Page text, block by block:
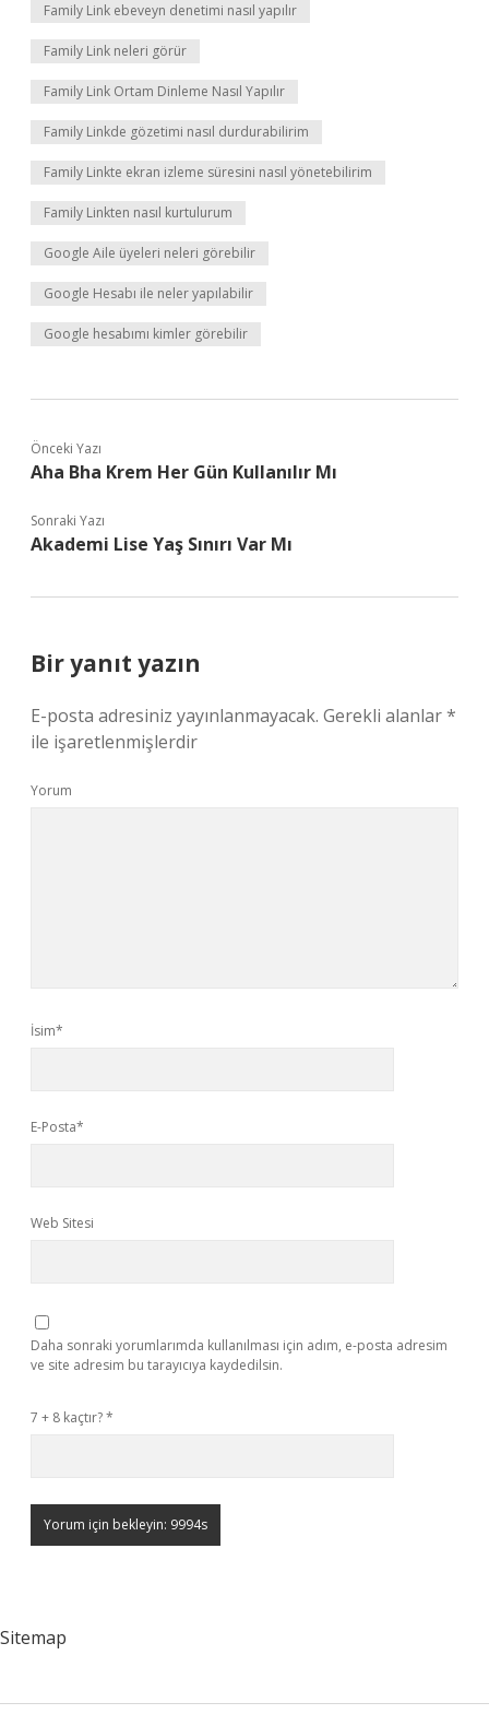
Family Link ebeveyn denetimi nasıl yapılır
Family Link neleri görür
Family Link Ortam Dinleme Nasıl Yapılır
Family Linkde gözetimi nasıl durdurabilirim
Family Linkte ekran izleme süresini nasıl yönetebilirim
Family Linkten nasıl kurtulurum
Google Aile üyeleri neleri görebilir
Google Hesabı ile neler yapılabilir
Google hesabımı kimler görebilir
Önceki Yazı
Aha Bha Krem Her Gün Kullanılır Mı
Sonraki Yazı
Akademi Lise Yaş Sınırı Var Mı
Bir yanıt yazın
E-posta adresiniz yayınlanmayacak. Gerekli alanlar*
ile işaretlenmişlerdir
Yorum
İsim*
E-Posta*
Web Sitesi
Daha sonraki yorumlarımda kullanılması için adım, e-posta adresim
ve site adresim bu tarayıcıya kaydedilsin.
7 + 8 kaçtır?*
Sitemap